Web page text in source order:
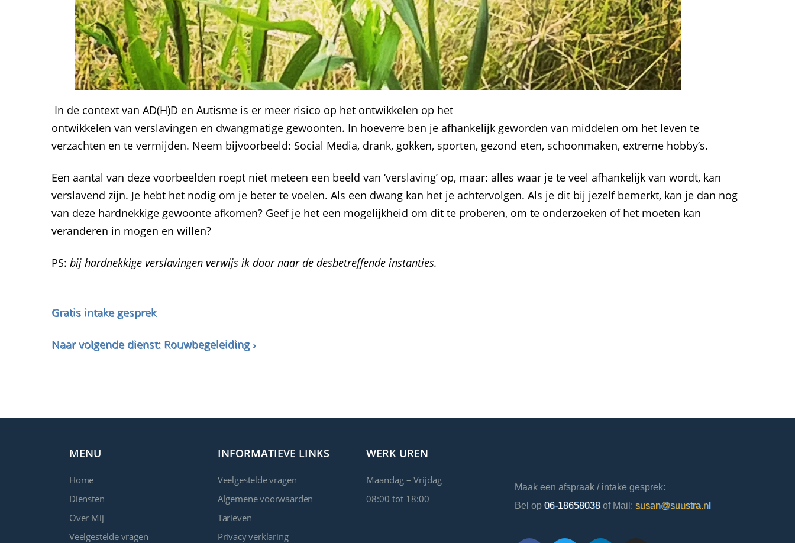
In de context van AD(H)D en Autisme is er meer risico op het ontwikkelen op het
ontwikkelen van verslavingen en dwangmatige gewoonten. In hoeverre ben je afhankelijk geworden van middelen om het leven te
verzachten en te vermijden. Neem bijvoorbeeld: Social Media, drank, gokken, sporten, gezond eten, schoonmaken, extreme hobby’s.
Een aantal van deze voorbeelden roept niet meteen een beeld van ‘verslaving’ op, maar: alles waar je te veel afhankelijk van wordt, kan
verslavend zijn. Je hebt het nodig om je beter te voelen. Als een dwang kan het je achtervolgen. Als je dit bij jezelf bemerkt, kan je dan nog
van deze hardnekkige gewoonte afkomen? Geef je het een mogelijkheid om dit te proberen, om te onderzoeken of het moeten kan
veranderen in mogen en willen?
PS: bij hardnekkige verslavingen verwijs ik door naar de desbetreffende instanties.
Gratis intake gesprek
Naar volgende dienst: Rouwbegeleiding ›
MENU
Home
Diensten
Over Mij
Veelgestelde vragen
INFORMATIEVE LINKS
Veelgestelde vragen
Algemene voorwaarden
Tarieven
Privacy verklaring
WERK UREN
Maandag – Vrijdag
08:00 tot 18:00
Maak een afspraak / intake gesprek:
Bel op 06-18658038of Mail: susan@suustra.nl